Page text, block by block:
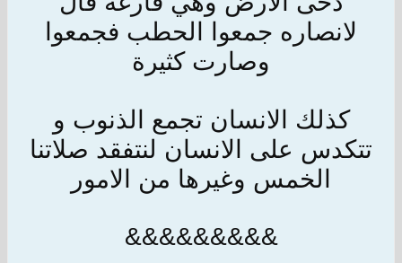
لانصاره جمعوا الحطب فجمعوا
وصارت كثيرة
كذلك الانسان تجمع الذنوب و
تتكدس على الانسان لنتفقد صلاتنا
الخمس وغيرها من الامور
&&&&&&&&&